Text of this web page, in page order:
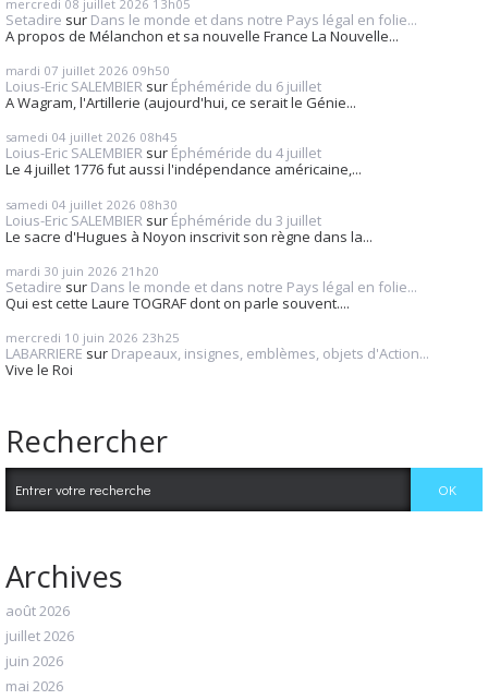
mercredi 08 juillet 2026 13h05
Setadire sur Dans le monde et dans notre Pays légal en folie...
A propos de Mélanchon et sa nouvelle France La Nouvelle...
mardi 07 juillet 2026 09h50
Loius-Eric SALEMBIER sur Éphéméride du 6 juillet
A Wagram, l'Artillerie (aujourd'hui, ce serait le Génie...
samedi 04 juillet 2026 08h45
Loius-Eric SALEMBIER sur Éphéméride du 4 juillet
Le 4 juillet 1776 fut aussi l'indépendance américaine,...
samedi 04 juillet 2026 08h30
Loius-Eric SALEMBIER sur Éphéméride du 3 juillet
Le sacre d'Hugues à Noyon inscrivit son règne dans la...
mardi 30 juin 2026 21h20
Setadire sur Dans le monde et dans notre Pays légal en folie...
Qui est cette Laure TOGRAF dont on parle souvent....
mercredi 10 juin 2026 23h25
LABARRIERE sur Drapeaux, insignes, emblèmes, objets d'Action...
Vive le Roi
Rechercher
Archives
août 2026
juillet 2026
juin 2026
mai 2026